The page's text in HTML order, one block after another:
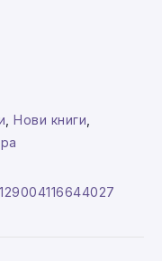
Нови книги